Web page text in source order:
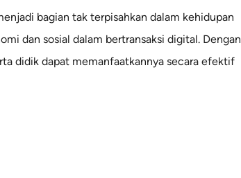
bagian tak terpisahkan dalam kehidupan
dan sosial dalam bertransaksi digital. Dengan
didik dapat memanfaatkannya secara efektif